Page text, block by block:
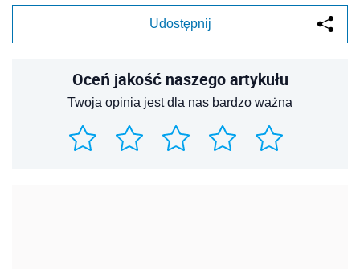
Udostępnij
Oceń jakość naszego artykułu
Twoja opinia jest dla nas bardzo ważna